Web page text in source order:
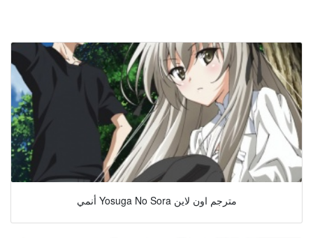
أنمي Yosuga No Sora مترجم اون لاين